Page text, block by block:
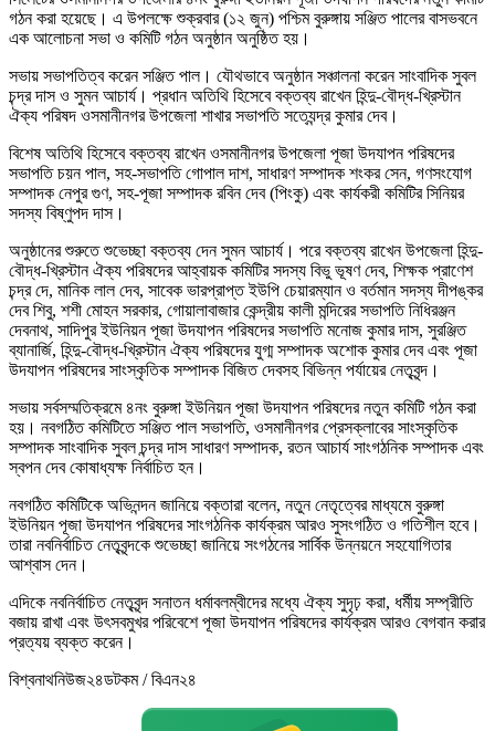
গঠন করা হয়েছে। এ উপলক্ষে শুক্রবার (১২ জুন) পশ্চিম বুরুঙ্গায় সঞ্জিত পালের বাসভবনে
এক আলোচনা সভা ও কমিটি গঠন অনুষ্ঠান অনুষ্ঠিত হয়।
সভায় সভাপতিত্ব করেন সঞ্জিত পাল। যৌথভাবে অনুষ্ঠান সঞ্চালনা করেন সাংবাদিক সুবল
চন্দ্র দাস ও সুমন আচার্য। প্রধান অতিথি হিসেবে বক্তব্য রাখেন হিন্দু-বৌদ্ধ-খ্রিস্টান
ঐক্য পরিষদ ওসমানীনগর উপজেলা শাখার সভাপতি সত্যেন্দ্র কুমার দেব।
বিশেষ অতিথি হিসেবে বক্তব্য রাখেন ওসমানীনগর উপজেলা পূজা উদযাপন পরিষদের
সভাপতি চয়ন পাল, সহ-সভাপতি গোপাল দাশ, সাধারণ সম্পাদক শংকর সেন, গণসংযোগ
সম্পাদক নেপুর গুণ, সহ-পূজা সম্পাদক রবিন দেব (পিংকু) এবং কার্যকরী কমিটির সিনিয়র
সদস্য বিষ্ণুপদ দাস।
অনুষ্ঠানের শুরুতে শুভেচ্ছা বক্তব্য দেন সুমন আচার্য। পরে বক্তব্য রাখেন উপজেলা হিন্দু-
বৌদ্ধ-খ্রিস্টান ঐক্য পরিষদের আহ্বায়ক কমিটির সদস্য বিভু ভূষণ দেব, শিক্ষক প্রাণেশ
চন্দ্র দে, মানিক লাল দেব, সাবেক ভারপ্রাপ্ত ইউপি চেয়ারম্যান ও বর্তমান সদস্য দীপঙ্কর
দেব শিবু, শশী মোহন সরকার, গোয়ালাবাজার কেন্দ্রীয় কালী মন্দিরের সভাপতি নিধিরঞ্জন
দেবনাথ, সাদিপুর ইউনিয়ন পূজা উদযাপন পরিষদের সভাপতি মনোজ কুমার দাস, সুরঞ্জিত
ব্যানার্জি, হিন্দু-বৌদ্ধ-খ্রিস্টান ঐক্য পরিষদের যুগ্ম সম্পাদক অশোক কুমার দেব এবং পূজা
উদযাপন পরিষদের সাংস্কৃতিক সম্পাদক বিজিত দেবসহ বিভিন্ন পর্যায়ের নেতৃবৃন্দ।
সভায় সর্বসম্মতিক্রমে ৪নং বুরুঙ্গা ইউনিয়ন পূজা উদযাপন পরিষদের নতুন কমিটি গঠন করা
হয়। নবগঠিত কমিটিতে সঞ্জিত পাল সভাপতি, ওসমানীনগর প্রেসক্লাবের সাংস্কৃতিক
সম্পাদক সাংবাদিক সুবল চন্দ্র দাস সাধারণ সম্পাদক, রতন আচার্য সাংগঠনিক সম্পাদক এবং
স্বপন দেব কোষাধ্যক্ষ নির্বাচিত হন।
নবগঠিত কমিটিকে অভিনন্দন জানিয়ে বক্তারা বলেন, নতুন নেতৃত্বের মাধ্যমে বুরুঙ্গা
ইউনিয়ন পূজা উদযাপন পরিষদের সাংগঠনিক কার্যক্রম আরও সুসংগঠিত ও গতিশীল হবে।
তারা নবনির্বাচিত নেতৃবৃন্দকে শুভেচ্ছা জানিয়ে সংগঠনের সার্বিক উন্নয়নে সহযোগিতার
আশ্বাস দেন।
এদিকে নবনির্বাচিত নেতৃবৃন্দ সনাতন ধর্মাবলম্বীদের মধ্যে ঐক্য সুদৃঢ় করা, ধর্মীয় সম্প্রীতি
বজায় রাখা এবং উৎসবমুখর পরিবেশে পূজা উদযাপন পরিষদের কার্যক্রম আরও বেগবান করার
প্রত্যয় ব্যক্ত করেন।
বিশ্বনাথনিউজ২৪ডটকম / বিএন২৪